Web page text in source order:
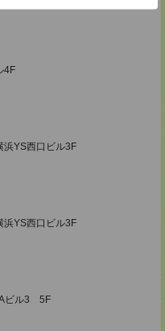
4F
YS西口ビル3F
YS西口ビル3F
ビル3 5F